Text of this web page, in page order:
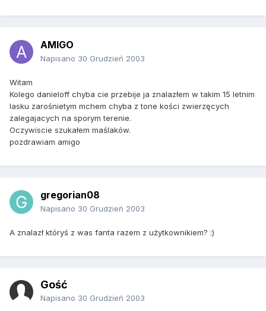
AMIGO
Napisano 30 Grudzień 2003
Witam
Kolego danieloff chyba cie przebije ja znalazłem w takim 15 letnim
lasku zarośnietym mchem chyba z tone kości zwierzęcych
zalegajacych na sporym terenie.
Oczywiscie szukałem maślaków.
pozdrawiam amigo
gregorian08
Napisano 30 Grudzień 2003
A znalazł któryś z was fanta razem z użytkownikiem? :)
Gość
Napisano 30 Grudzień 2003